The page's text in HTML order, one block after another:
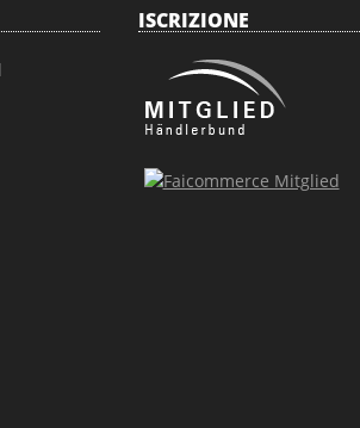
ISCRIZIONE